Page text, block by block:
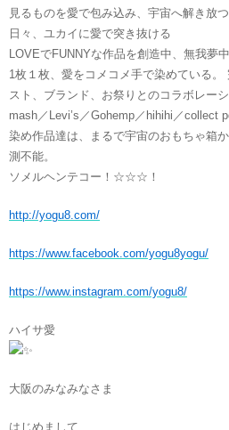
見るものを愛で包み込み、宇宙へ解き放つ
日々、ユカイに愛で突き抜ける
LOVEでFUNNYな作品を創造中、無我夢中
1枚１枚、愛をコメコメ手で染めている
スト、ブランド、お祭りとのコラボレー
mash／Levi’s／Gohemp／hihihi／
染め作品達は、まるで宇宙のおもちゃ箱
測不能。
ソメルヘンテコー！☆☆☆！
http://yogu8.com/
https://www.facebook.com/yogu8yogu/
https://www.instagram.com/yogu8/
ハイサ愛
大阪のみなみなさま
はじめまして